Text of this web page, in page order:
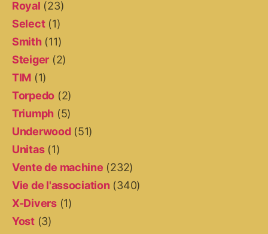
Royal (23)
Select(1)
Smith(11)
Steiger (2)
TIM (1)
Torpedo (2)
Triumph (5)
Underwood(51)
Unitas(1)
Vente de machine (232)
Vie de l'association (340)
X-Divers(1)
Yost(3)